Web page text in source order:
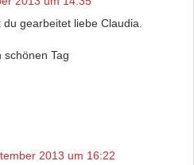
gearbeitet liebe Claudia.
Tag
2013 um 16:22